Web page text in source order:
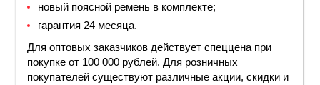
новый поясной ремень в комплекте;
гарантия 24 месяца.
Для оптовых заказчиков действует спеццена при
покупке от 100 000 рублей. Для розничных
покупателей существуют различные акции, скидки и